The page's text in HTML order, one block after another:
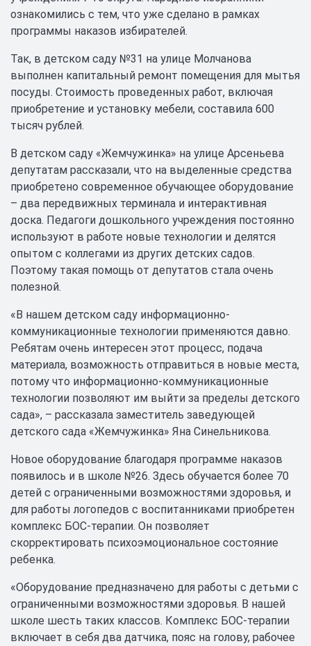
ознакомились с тем, что уже сделано в рамках
программы наказов избирателей.
Так, в детском саду №31 на улице Молчанова
выполнен капитальный ремонт помещения для мытья
посуды. Стоимость проведенных работ, включая
приобретение и установку мебели, составила 600
тысяч рублей.
В детском саду «Жемчужинка» на улице Арсеньева
депутатам рассказали, что на выделенные средства
приобретено современное обучающее оборудование
– два передвижных терминала и интерактивная
доска. Педагоги дошкольного учреждения постоянно
используют в работе новые технологии и делятся
опытом с коллегами из других детских садов.
Поэтому такая помощь от депутатов стала очень
полезной.
«В нашем детском саду информационно-
коммуникационные технологии применяются давно.
Ребятам очень интересен этот процесс, подача
материала, возможность отправиться в новые места,
потому что информационно-коммуникационные
технологии позволяют им выйти за пределы детского
сада», – рассказала заместитель заведующей
детского сада «Жемчужинка» Яна Синельникова.
Новое оборудование благодаря программе наказов
появилось и в школе №26. Здесь обучается более 70
детей с ограниченными возможностями здоровья, и
для работы логопедов с воспитанниками приобретен
комплекс БОС-терапии. Он позволяет
скорректировать психоэмоциональное состояние
ребенка.
«Оборудование предназначено для работы с детьми с
ограниченными возможностями здоровья. В нашей
школе шесть таких классов. Комплекс БОС-терапии
включает в себя два датчика, пояс на голову, рабочее